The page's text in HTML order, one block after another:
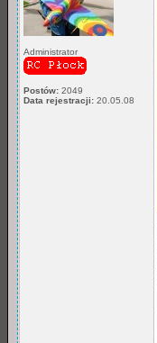
Administrator
Postów: 2049
Data rejestracji: 20.05.08